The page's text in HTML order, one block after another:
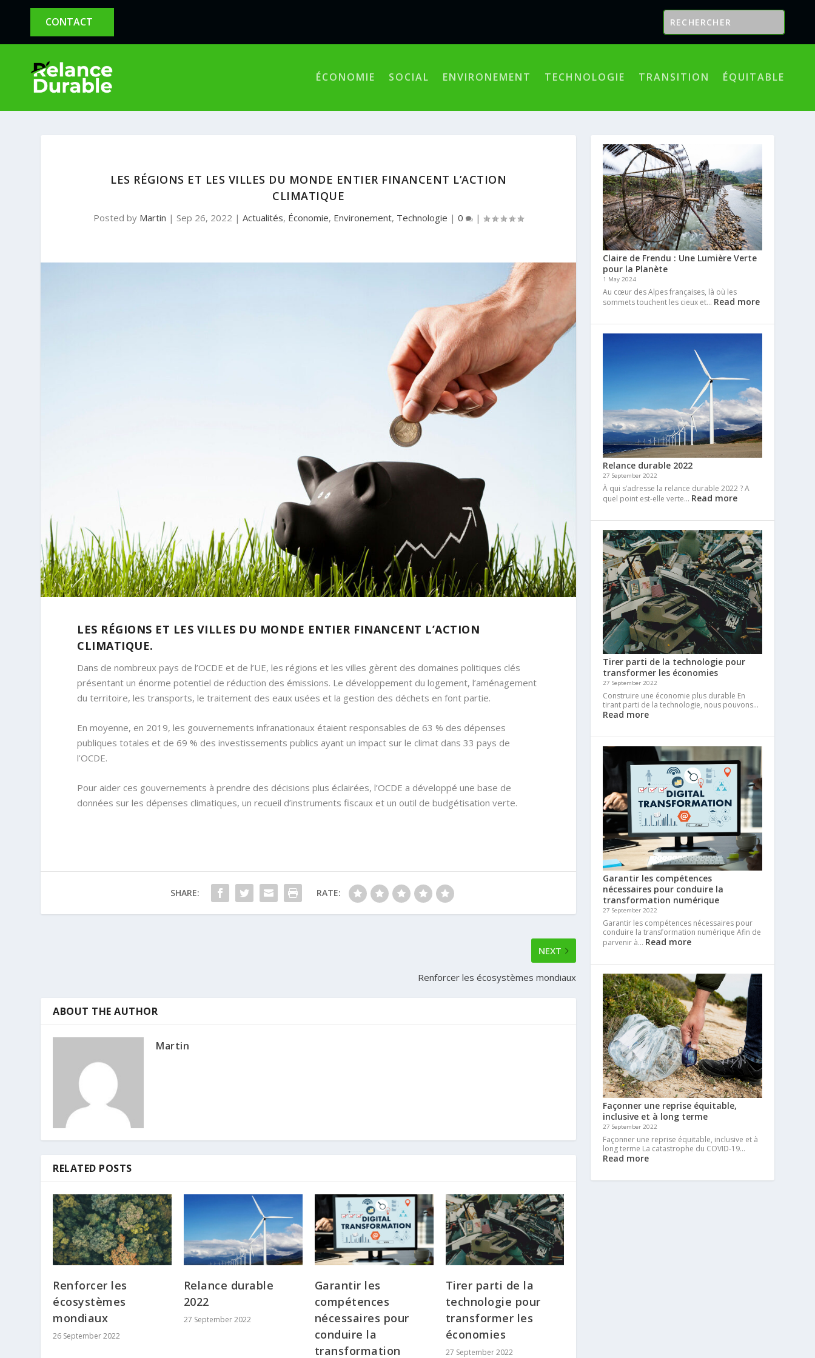
CONTACT
ÉCONOMIE SOCIAL ENVIRONEMENT TECHNOLOGIE TRANSITION ÉQUITABLE
LES RÉGIONS ET LES VILLES DU MONDE ENTIER FINANCENT L’ACTION
CLIMATIQUE
Posted by Martin | Sep 26, 2022 |Actualités, Économie, Environement, Technologie |0 |
LES RÉGIONS ET LES VILLES DU MONDE ENTIER FINANCENT L’ACTION
CLIMATIQUE.
Dans de nombreux pays de l’OCDE et de l’UE, les régions et les villes gèrent des domaines politiques clés
présentant un énorme potentiel de réduction des émissions. Le développement du logement, l’aménagement
du territoire, les transports, le traitement des eaux usées et la gestion des déchets en font partie.
En moyenne, en 2019, les gouvernements infranationaux étaient responsables de 63 % des dépenses
publiques totales et de 69 % des investissements publics ayant un impact sur le climat dans 33 pays de
l’OCDE.
Pour aider ces gouvernements à prendre des décisions plus éclairées, l’OCDE a développé une base de
données sur les dépenses climatiques, un recueil d’instruments fiscaux et un outil de budgétisation verte.
SHARE: RATE:
NEXT
Renforcer les écosystèmes mondiaux
ABOUT THE AUTHOR
Martin
RELATED POSTS
Renforcer les
écosystèmes
mondiaux
26 September 2022
Relance durable
2022
27 September 2022
Garantir les
compétences
nécessaires pour
conduire la
transformation
Tirer parti de la
technologie pour
transformer les
économies
27 September 2022
Claire de Frendu : Une Lumière Verte
pour la Planète
1 May 2024
Au cœur des Alpes françaises, là où les
sommets touchent les cieux et… Read more
Relance durable 2022
27 September 2022
À qui s’adresse la relance durable 2022 ? A
quel point est-elle verte… Read more
Tirer parti de la technologie pour
transformer les économies
27 September 2022
Construire une économie plus durable En
tirant parti de la technologie, nous pouvons…
Read more
Garantir les compétences
nécessaires pour conduire la
transformation numérique
27 September 2022
Garantir les compétences nécessaires pour
conduire la transformation numérique Afin de
parvenir à… Read more
Façonner une reprise équitable,
inclusive et à long terme
27 September 2022
Façonner une reprise équitable, inclusive et à
long terme La catastrophe du COVID-19…
Read more